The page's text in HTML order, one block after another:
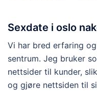
Sexdate i oslo
Vi har bred erfaring
sentrum. Jeg bruker
nettsider til kunder,
og gjøre nettsiden til